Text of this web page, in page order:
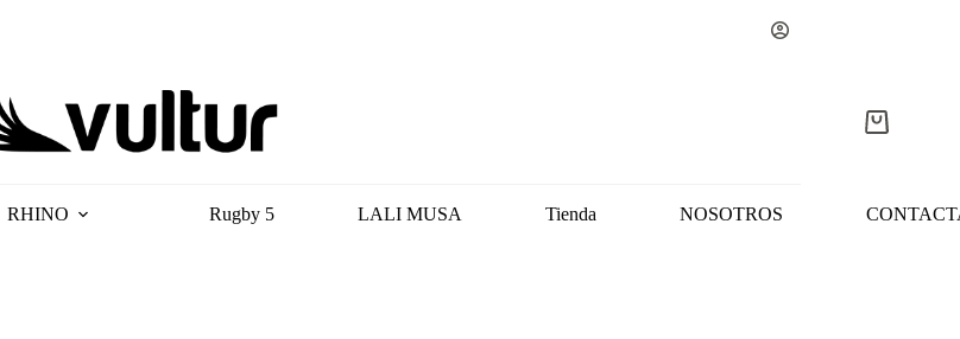
Carro
RHINO Rugby 5 LALI MUSA Tienda NOSOTROS